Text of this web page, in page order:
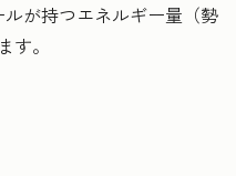
が持つエネルギー量（勢
。